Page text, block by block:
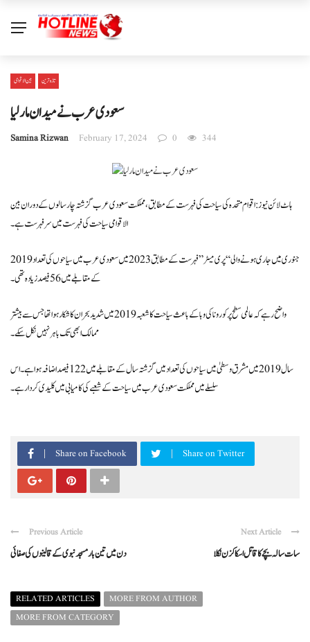
بین الا قوامی تازہ ترین
سعودی عرب نے میدان مار لیا
Samina Rizwan February 17, 2024 0 344
ہاٹ لائن نیوز : اقوام متحدہ کی سیاحت کی فہرست کے مطابق، مملکت سعودی عرب گزشتہ چار سالوں کے دوران بین
الاقوامی سیاحت کی فہرست میں سرفہرست ہے۔
جنوری میں جاری ہونے والی “پری میٹر” فہرست کے مطابق 2023 میں سعودی عرب میں سیاحوں کی تعداد 2019
کے مقابلے میں 56 فیصد زیادہ تھی۔
واضح رہے کہ عالمی سطح پر کورونا کی وبا کے باعث سیاحت کا شعبہ 2019 میں شدید بحران کا شکار ہوا تھا جس سے بیشتر
ممالک ابھی تک باہر نہیں نکل سکے۔
سال 2019 میں مشرق وسطیٰ میں سیاحوں کی تعداد میں گزشتہ سال کے مقابلے میں 122 فیصد اضافہ ہوا ہے۔ اس
سلسلے میں مملکت سعودی عرب میں سیاحت کے شعبے کی کامیابی میں کلیدی کردار ہے ۔
Share on Facebook Share on Twitter
Previous Article
دن میں تین بار مسجد نبوی کے قالینوں کی صفائی
Next Article
سات سالہ بچے کا قاتل اسکا کزن نکلا
RELATED ARTICLES
MORE FROM AUTHOR
MORE FROM CATEGORY